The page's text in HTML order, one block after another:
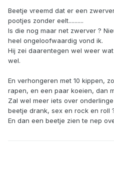
Beetje vreemd dat er een
pootjes zonder eelt..........
Is die nog maar net zwerver ?
heel ongeloofwaardig vond ik.
Hij zei daarentegen wel weer
wel.
En verhongeren met 10 kippen,
rapen, en een paar koeien, dan
Zal wel meer iets over
beetje drank, sex en rock en roll
En dan een beetje zien te nep